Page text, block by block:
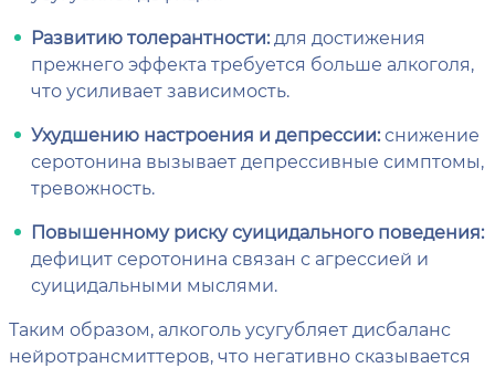
Развитию толерантности:для достижения
прежнего эффекта требуется больше алкоголя,
что усиливает зависимость.
Ухудшению настроения и депрессии:снижение
серотонина вызывает депрессивные симптомы,
тревожность.
Повышенному риску суицидального поведения:
дефицит серотонина связан с агрессией и
суицидальными мыслями.
Таким образом, алкоголь усугубляет дисбаланс
нейротрансмиттеров, что негативно сказывается